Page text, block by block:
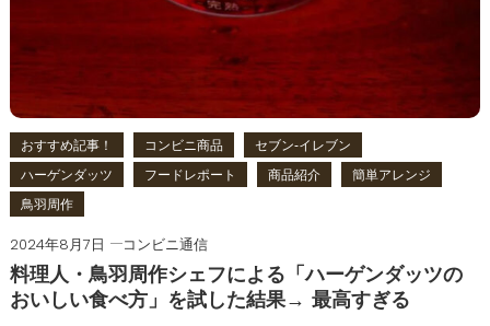
おすすめ記事！ コンビニ商品
セブン‐イレブン
ハーゲンダッツ
フードレポート 商品紹介
簡単アレンジ
鳥羽周作
2024年8月7日
コンビニ通信
料理人・鳥羽周作シェフによる「ハーゲンダッツの
おいしい食べ方」を試した結果→ 最高すぎる